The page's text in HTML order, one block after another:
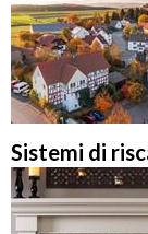
Sistemi di